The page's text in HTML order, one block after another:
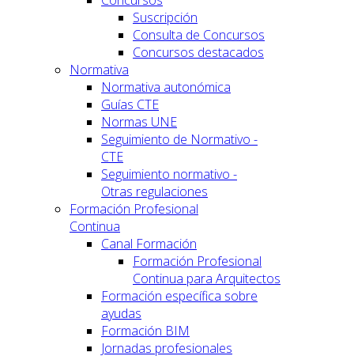
Suscripción
Consulta de Concursos
Concursos destacados
Normativa
Normativa autonómica
Guías CTE
Normas UNE
Seguimiento de Normativo -
CTE
Seguimiento normativo -
Otras regulaciones
Formación Profesional
Continua
Canal Formación
Formación Profesional
Continua para Arquitectos
Formación específica sobre
ayudas
Formación BIM
Jornadas profesionales